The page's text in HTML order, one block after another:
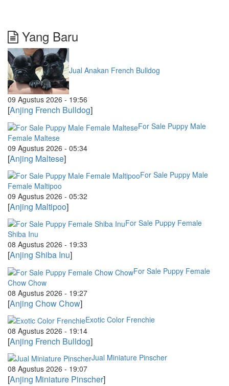
Yang Baru
Jual Anakan French Bulldog
09 Agustus 2026 - 19:56
[Anjing French Bulldog]
For Sale Puppy Male
Female Maltese
09 Agustus 2026 - 05:34
[Anjing Maltese]
For Sale Puppy Male
Female Maltipoo
09 Agustus 2026 - 05:32
[Anjing Maltipoo]
For Sale Puppy Female
Shiba Inu
08 Agustus 2026 - 19:33
[Anjing Shiba Inu]
For Sale Puppy Female
Chow Chow
08 Agustus 2026 - 19:27
[Anjing Chow Chow]
Exotic Color Frenchie
08 Agustus 2026 - 19:14
[Anjing French Bulldog]
Jual Miniature Pinscher
08 Agustus 2026 - 19:07
[Anjing Miniature Pinscher]